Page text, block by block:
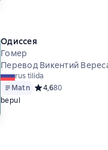
Одиссея
Гомер
Перевод Викентий
rus tilida
Matn Средний рейтинг
4,680
bepul